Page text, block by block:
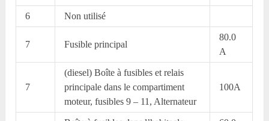
6 Non utilisé
7 Fusible principal
80.0
A
7
(diesel) Boîte à fusibles et relais
principale dans le compartiment
moteur, fusibles 9 – 11, Alternateur
100A